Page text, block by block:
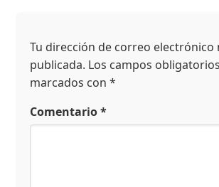
Tu dirección de correo electrónico
publicada. Los campos
marcados con*
Comentario*